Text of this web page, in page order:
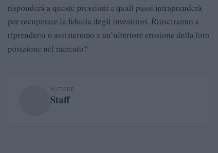
risponderà a queste pressioni e quali passi intraprenderà
per recuperare la fiducia degli investitori. Riusciranno a
riprendersi o assisteremo a un’ulteriore erosione della loro
posizione nel mercato?
AUTORE
Staff